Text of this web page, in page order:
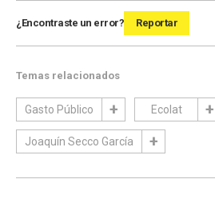
¿Encontraste un error? Reportar
Temas relacionados
Gasto Público Ecolat
Joaquín Secco García